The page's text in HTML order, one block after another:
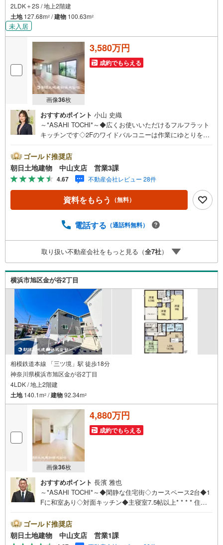
2LDK＋2S / 地上2階建
土地127.68m2 /建物 100.63m2
未入居
画像36枚
3,580万円
成約でもらえる
おすすめポイント 小山 史織
～*ASAHI TOCHI*～◆広くお使いいただけるフルフラット
キッチンです◇2Fのワイドバルコニーは作業にゆとりを持
もすっきり◇閑静な住宅街にあります◆カースペース1台分
あり* * * * 住まい、安心のおとりつぎ * * * *おかげさまで41
周年を迎えることができました♪ご成約件数6万件達成!!☆
当日のご見学も対応可能です！☆JR横浜線「中山」駅徒歩
1分！☆ご予約は『朝日土地建物中山店』まで！朝日土地建
物グループは地域密着を合言葉に全13店舗でその地域No.1
います。色々廻ったけど良い物件が無いなぁ・・頭金無く
ずは何でもお気軽にご相談ください！有資格者が丁寧にご
説明させていただきます！お問い合わせをお待ちしており
ます!!
ゴールド推奨店
朝日土地建物 中山支店 営業3課
4.67 不動産会社レビュー 28件
資料をもらう （無料）
電話する （通話料無料）
取り扱い不動産会社をもっと見る（全7社）
横浜市旭区金が谷2丁目
相模鉄道本線 「三ツ境」駅 徒歩18分
神奈川県横浜市旭区金が谷2丁目
4LDK / 地上2階建
土地140.1m2 /建物92.34m2
画像36枚
4,880万円
成約でもらえる
おすすめポイント 長濱 雅也
～*ASAHI TOCHI*～◆閑静な住宅街◇カースペース2台◆1
Fに和室あり◇対面キッチン◆主寝室7.5帖以上* * * * 住ま
ことができました♪ご成約件数7万件達成!!☆当日のご見学
も対応可能です！☆JR横浜線「中山」駅徒歩1分！☆ご予
約は『朝日土地建物中山店』まで！朝日土地建物グループ
ゴールド推奨店
朝日土地建物 中山支店 営業1課